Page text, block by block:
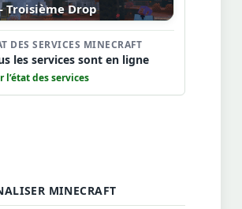
Troisième Drop
DES SERVICES MINECRAFT
les services sont en ligne
l’état des services
MINECRAFT